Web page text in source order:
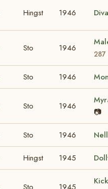
Hingst 1946
Sto 1946
287
Sto 1946
Sto 1946
📷
Sto 1946
Hingst 1945
Sto 1945